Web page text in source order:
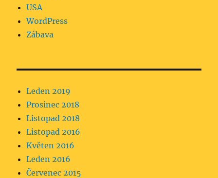
USA
WordPress
Zábava
Leden 2019
Prosinec 2018
Listopad 2018
Listopad 2016
Květen 2016
Leden 2016
Červenec 2015